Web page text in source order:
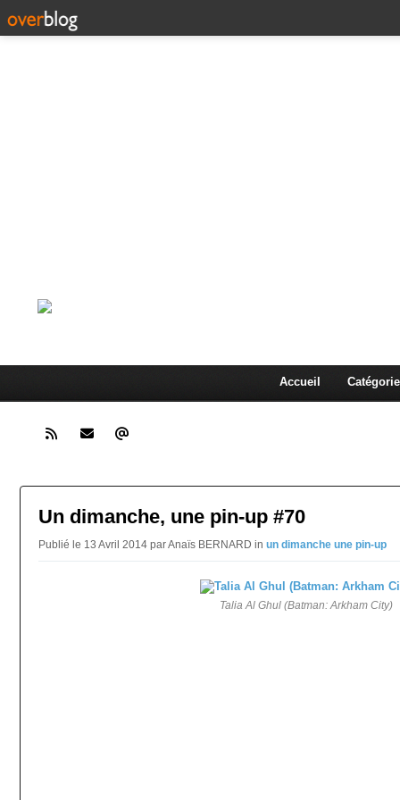
Accueil
Un dimanche, une pin-up #70
Publié le 13 Avril 2014 par Anaïs BERNARD in un dimanche une pin-up
Talia Al Ghul (Batman: Arkham City)